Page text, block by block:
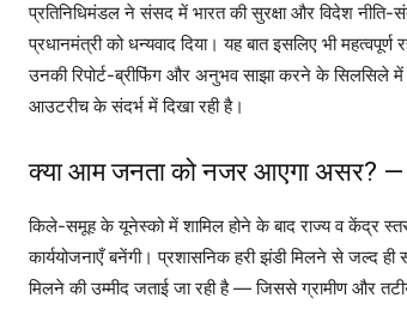
प्रतिनिधिमंडल ने संसद में भारत की सुरक्षा और विदेश
प्रधानमंत्री को धन्यवाद दिया। यह बात इसलिए भी
उनकी रिपोर्ट-ब्रीफिंग और अनुभव साझा करने के सिलसिले
आउटरीच के संदर्भ में दिखा रही है।
क्या आम जनता को नजर आएगा असर? —
किले-समूह के यूनेस्को में शामिल होने के बाद राज्य व केंद्र
कार्ययोजनाएँ बनेंगी। प्रशासनिक हरी झंडी मिलने से जल्द ही
मिलने की उम्मीद जताई जा रही है — जिससे ग्रामीण और